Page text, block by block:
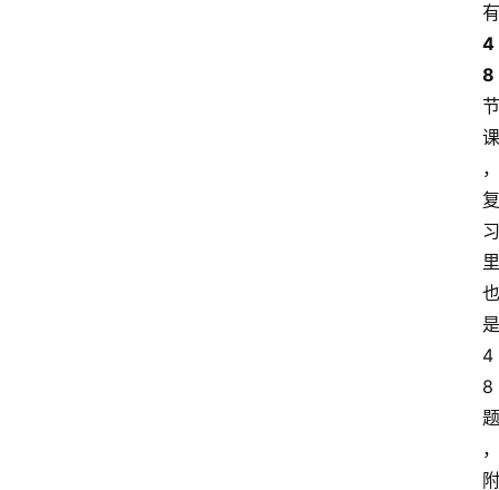
有
4
8
节
课
，
复
习
里
也
是
4
8
题
，
附